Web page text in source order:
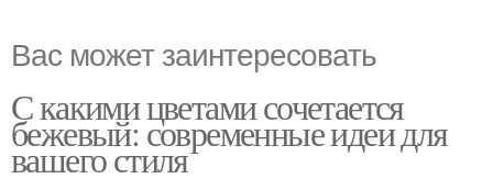
Вас может заинтересовать
С какими цветами сочетается
бежевый: современные идеи для
вашего стиля